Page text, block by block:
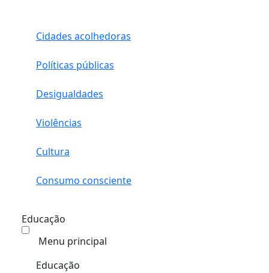
Cidades acolhedoras
Políticas públicas
Desigualdades
Violências
Cultura
Consumo consciente
Educação
Menu principal
Educação